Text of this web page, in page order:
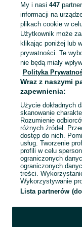
KATEGORIA
Mapa kategorii
Mapa miejscowości
Mapa ministron
Popularne wyszukiwania
My i nasi 447
informacji na
plikach cookie w
Użytkownik może
klikając poniżej lub
prywatności. Te
nie będą miały
Polityka
Wraz z naszymi
zapewnienia:
Użycie dokładnych
skanowanie
Rozumienie
różnych źródeł.
dostęp do nich.
usług. Tworzenie
profili w celu
ograniczonych
ograniczonych
treści.
Wykorzystywanie
Lista partnerów